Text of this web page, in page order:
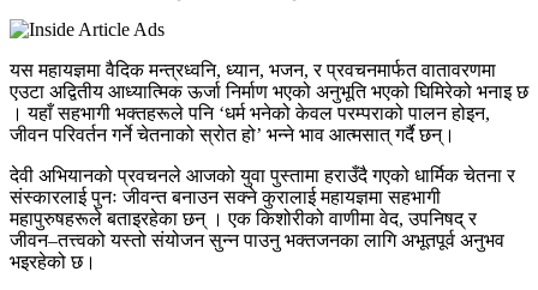
यस महायज्ञमा वैदिक मन्त्रध्वनि, ध्यान, भजन, र प्रवचनमार्फत वातावरणमा
एउटा अद्वितीय आध्यात्मिक ऊर्जा निर्माण भएको अनुभूति भएको घिमिरेको भनाइ छ
। यहाँ सहभागी भक्तहरूले पनि ‘धर्म भनेको केवल परम्पराको पालन होइन,
जीवन परिवर्तन गर्ने चेतनाको स्रोत हो’ भन्ने भाव आत्मसात् गर्दै छन्।
देवी अभियानको प्रवचनले आजको युवा पुस्तामा हराउँदै गएको धार्मिक चेतना र
संस्कारलाई पुनः जीवन्त बनाउन सक्ने कुरालाई महायज्ञमा सहभागी
महापुरुषहरूले बताइरहेका छन् । एक किशोरीको वाणीमा वेद, उपनिषद् र
जीवन–तत्त्वको यस्तो संयोजन सुन्न पाउनु भक्तजनका लागि अभूतपूर्व अनुभव
भइरहेको छ।